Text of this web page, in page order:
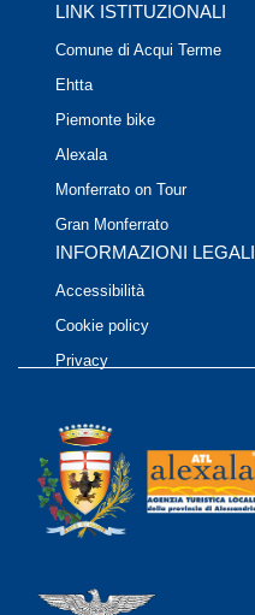
LINK ISTITUZIONALI
Comune di Acqui Terme
Ehtta
Piemonte bike
Alexala
Monferrato on Tour
Gran Monferrato
INFORMAZIONI LEGALI
Accessibilità
Cookie policy
Privacy